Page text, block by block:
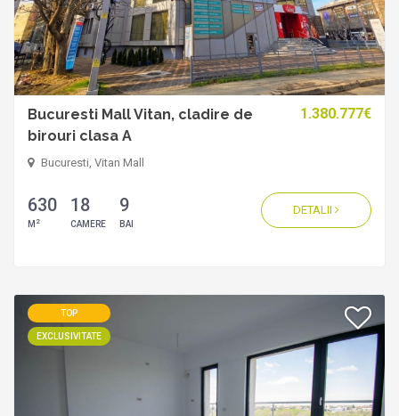
Bucuresti Mall Vitan, cladire de
birouri clasa A
1.380.777€
Bucuresti, Vitan Mall
630
M 2
18
CAMERE
9
BAI
DETALII
TOP
EXCLUSIVITATE